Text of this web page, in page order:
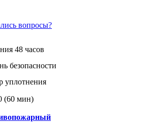
вопросы?
48 часов
безопасности
уплотнения
(60 мин)